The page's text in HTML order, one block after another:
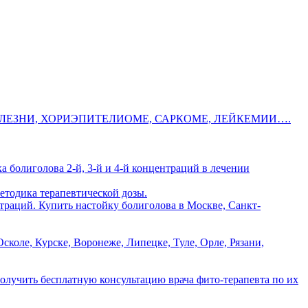
ХОРИЭПИТЕЛИОМЕ, САРКОМЕ, ЛЕЙКЕМИИ….
болиголова 2-й, 3-й и 4-й концентраций в лечении
терапевтической дозы.
Купить настойку болиголова в Москве, Санкт-
Курске, Воронеже, Липецке, Туле, Орле, Рязани,
бесплатную консультацию врача фито-терапевта по их